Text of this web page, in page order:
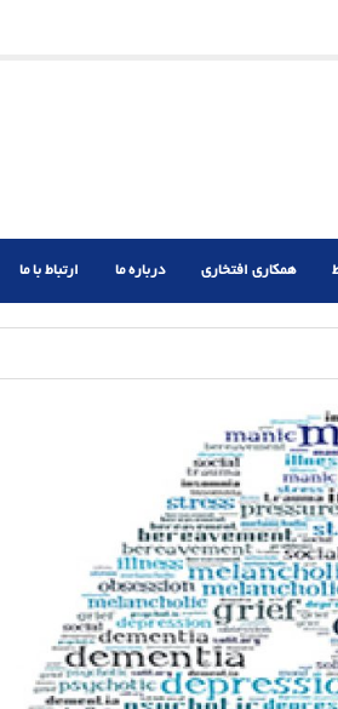
همکاری افتخاری درباره ما ارتباط با ما